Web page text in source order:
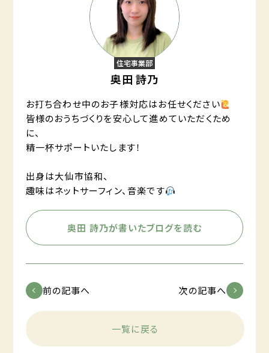
住宅事業部
奥田 詩乃
お打ち合わせ中のお子様対応はお任せください
皆様のおうちづくりを安心して進めていただくため
に、
精一杯サポートいたします！
出身は大仙市協和、
趣味はネットサーフィン、音楽です
奥田 詩乃が書いたブログを読む
前の記事へ 次の記事へ
一覧に戻る